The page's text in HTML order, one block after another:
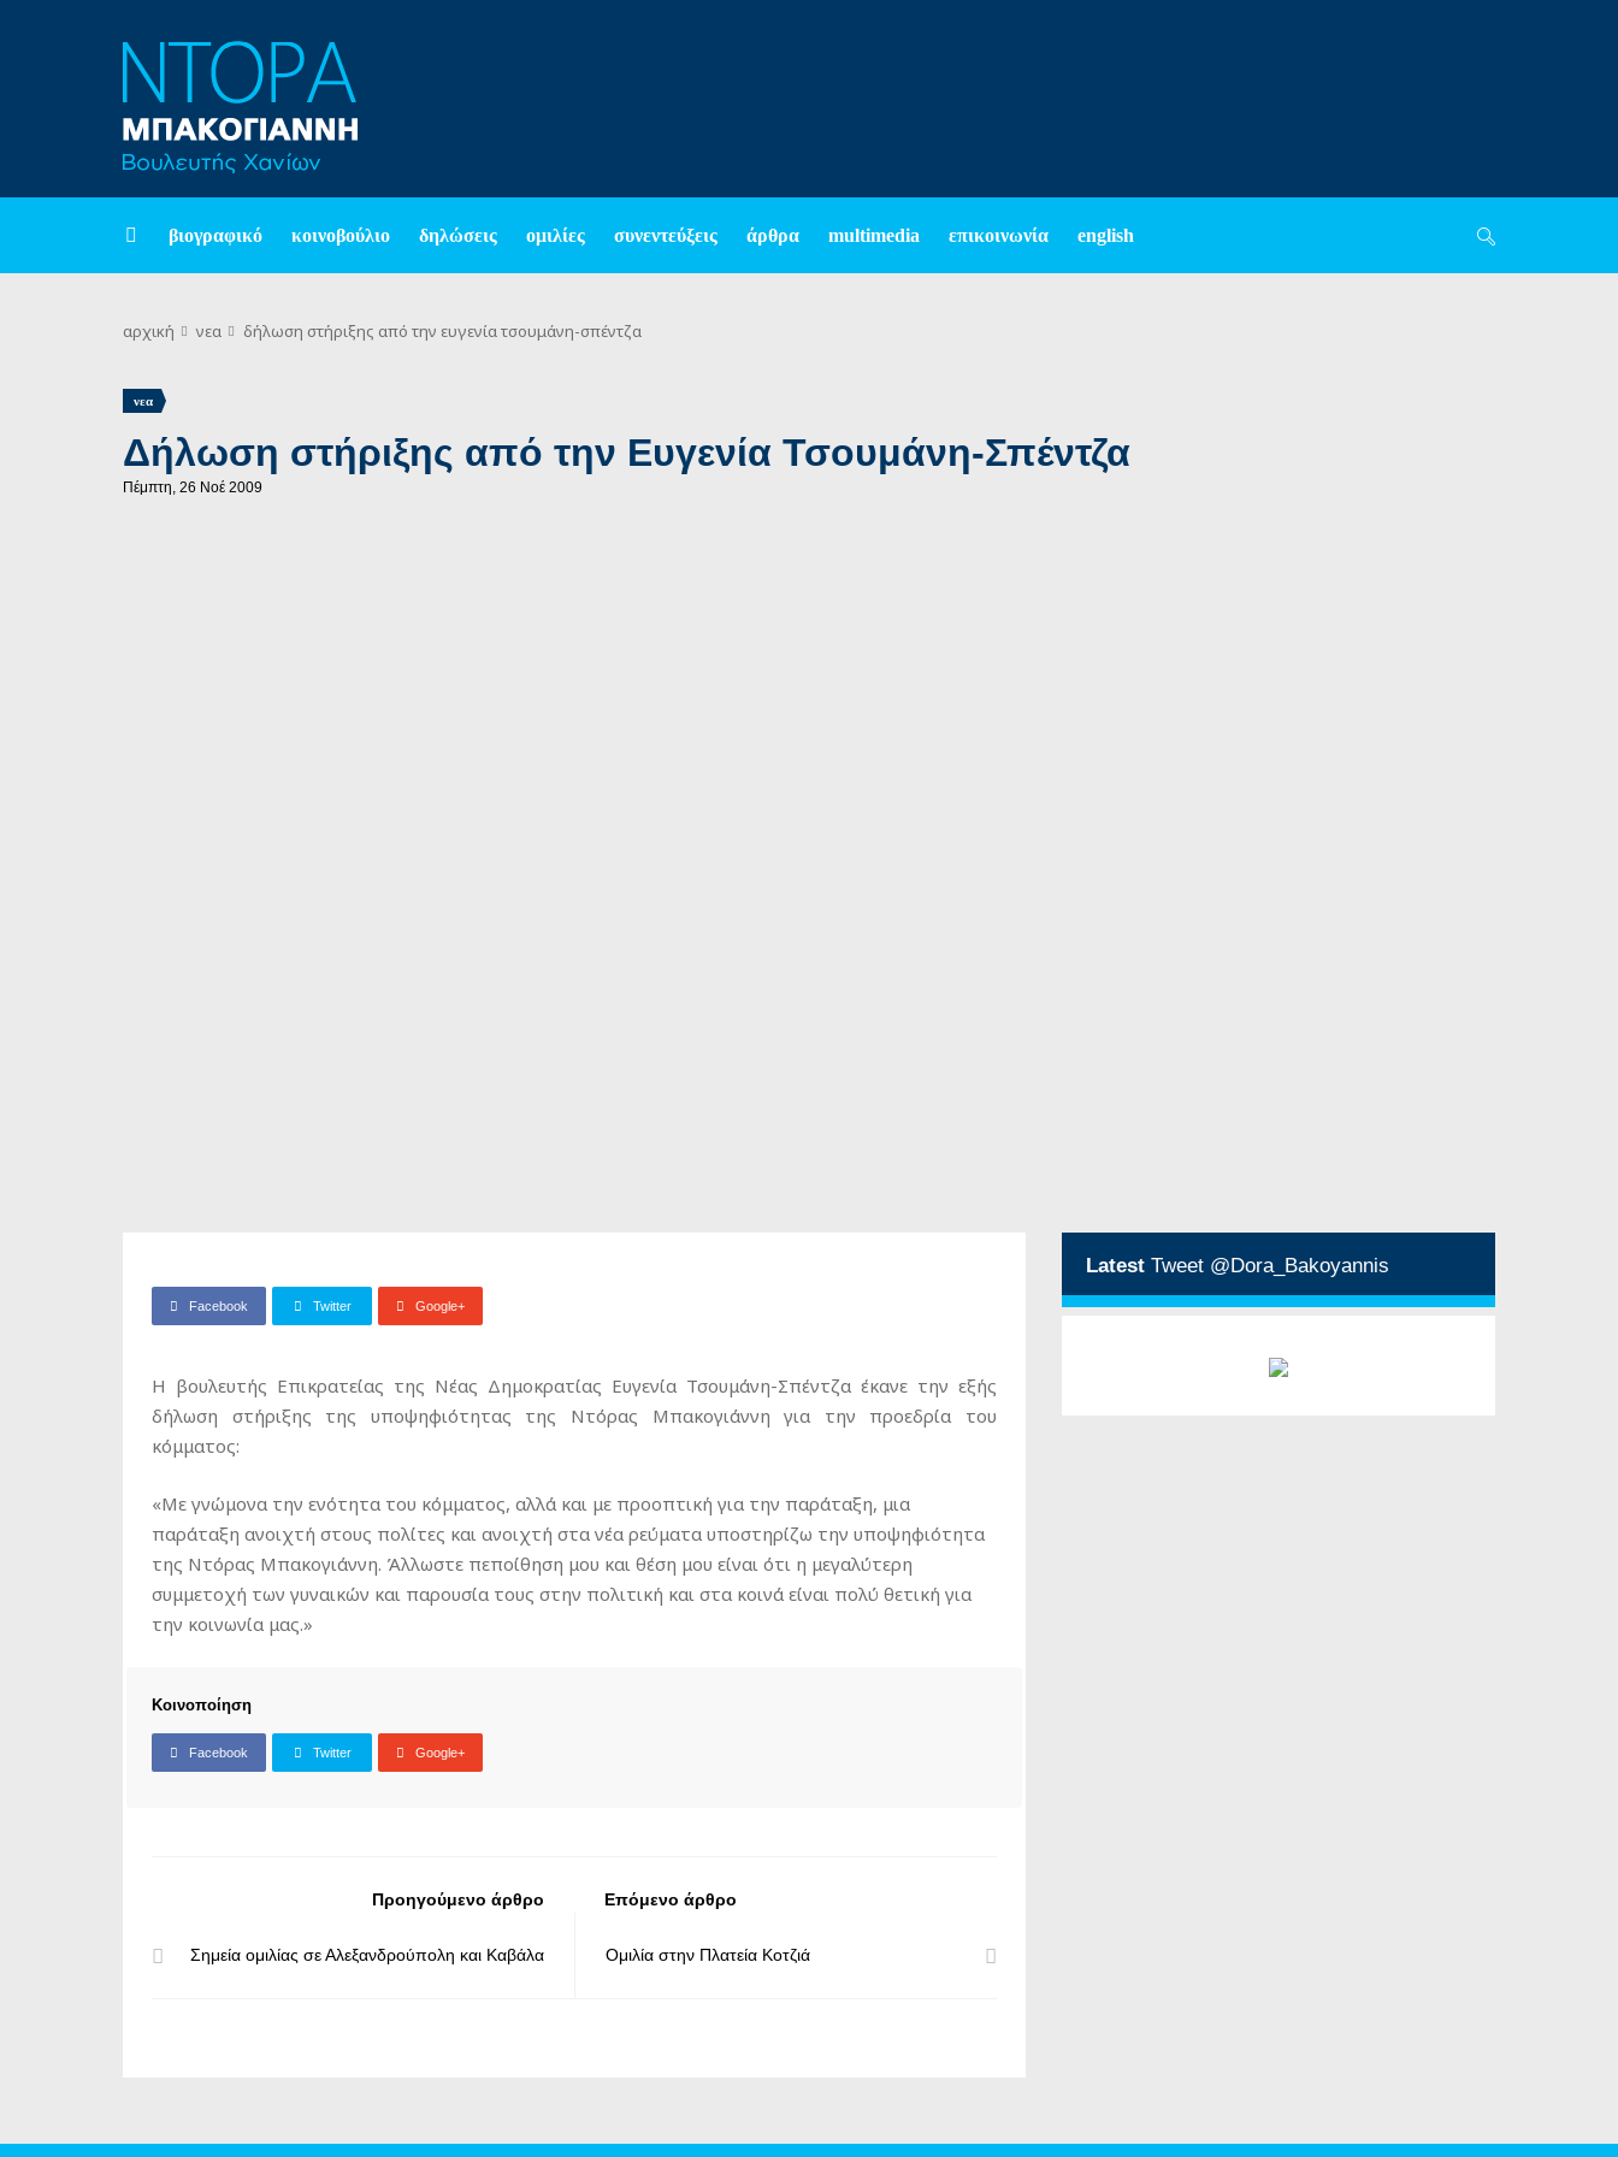
βιογραφικό κοινοβούλιο δηλώσεις ομιλίες συνεντεύξεις άρθρα multimedia επικοινωνία english
αρχική νεα δήλωση στήριξης από την ευγενία τσουμάνη-σπέντζα
νεα
Δήλωση στήριξης από την Ευγενία Τσουμάνη-Σπέντζα
Πέμπτη, 26 Νοέ 2009
Facebook Twitter Google+
Η βουλευτής Επικρατείας της Νέας Δημοκρατίας Ευγενία Τσουμάνη-Σπέντζα έκανε την εξής
δήλωση στήριξης της υποψηφιότητας της Ντόρας Μπακογιάννη για την προεδρία του
κόμματος:
«Με γνώμονα την ενότητα του κόμματος, αλλά και με προοπτική για την παράταξη, μια
παράταξη ανοιχτή στους πολίτες και ανοιχτή στα νέα ρεύματα υποστηρίζω την υποψηφιότητα
της Ντόρας Μπακογιάννη. Άλλωστε πεποίθηση μου και θέση μου είναι ότι η μεγαλύτερη
συμμετοχή των γυναικών και παρουσία τους στην πολιτική και στα κοινά είναι πολύ θετική για
την κοινωνία μας.»
Κοινοποίηση
Facebook Twitter Google+
Προηγούμενο άρθρο
Σημεία ομιλίας σε Αλεξανδρούπολη και Καβάλα
Επόμενο άρθρο
Ομιλία στην Πλατεία Κοτζιά
Latest Tweet @Dora_Bakoyannis